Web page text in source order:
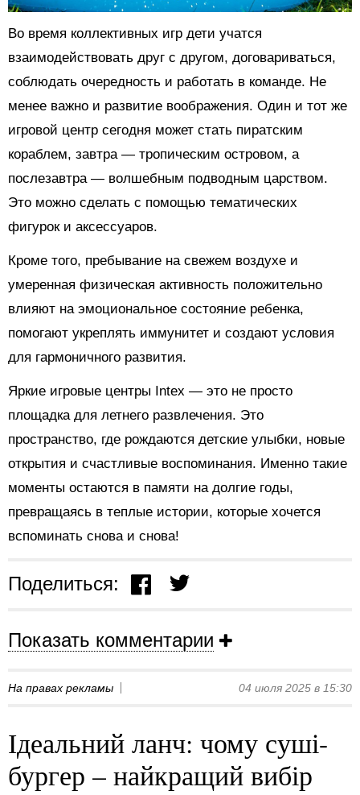
Во время коллективных игр дети учатся
взаимодействовать друг с другом, договариваться,
соблюдать очередность и работать в команде. Не
менее важно и развитие воображения. Один и тот же
игровой центр сегодня может стать пиратским
кораблем, завтра — тропическим островом, а
послезавтра — волшебным подводным царством.
Это можно сделать с помощью тематических
фигурок и аксессуаров.
Кроме того, пребывание на свежем воздухе и
умеренная физическая активность положительно
влияют на эмоциональное состояние ребенка,
помогают укреплять иммунитет и создают условия
для гармоничного развития.
Яркие игровые центры Intex — это не просто
площадка для летнего развлечения. Это
пространство, где рождаются детские улыбки, новые
открытия и счастливые воспоминания. Именно такие
моменты остаются в памяти на долгие годы,
превращаясь в теплые истории, которые хочется
вспоминать снова и снова!
Поделиться:
Показать комментарии
На правах рекламы 04 июля 2025 в 15:30
Ідеальний ланч: чому суші-
бургер – найкращий вибір